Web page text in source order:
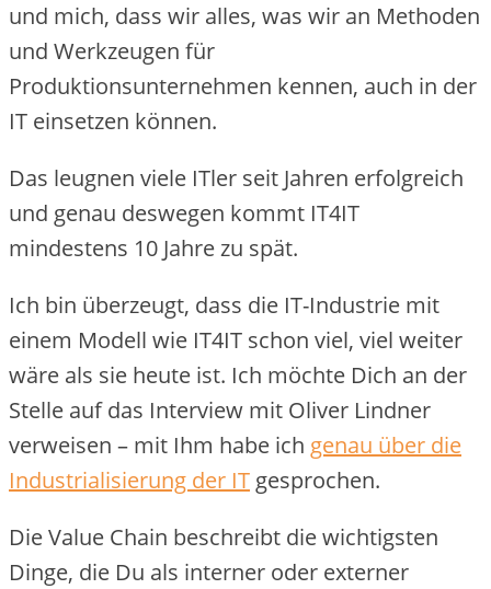
und mich, dass wir alles, was wir an Methoden
und Werkzeugen für
Produktionsunternehmen kennen, auch in der
IT einsetzen können.
Das leugnen viele ITler seit Jahren erfolgreich
und genau deswegen kommt IT4IT
mindestens 10 Jahre zu spät.
Ich bin überzeugt, dass die IT-Industrie mit
einem Modell wie IT4IT schon viel, viel weiter
wäre als sie heute ist. Ich möchte Dich an der
Stelle auf das Interview mit Oliver Lindner
verweisen – mit Ihm habe ich genau über die
Industrialisierung der IT gesprochen.
Die Value Chain beschreibt die wichtigsten
Dinge, die Du als interner oder externer